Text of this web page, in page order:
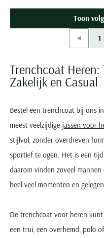
Toon
Vorige
1
Trenchcoat
Zakelijk en Casual
Bestel een trenchcoat bij ons
meest veelzijdige jassen voor
stijlvol, zonder overdreven
sportief te ogen. Het is een
daarom vinden zoveel
heel veel momenten en
De trenchcoat voor heren
een trui, een overhemd, polo